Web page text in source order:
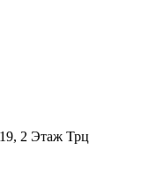
2 Этаж Трц